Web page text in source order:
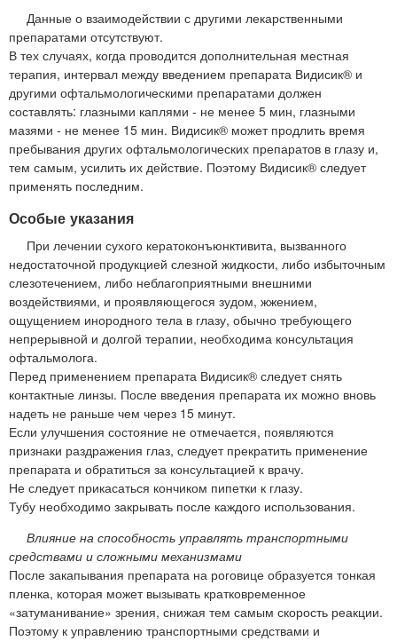
Данные о взаимодействии с другими лекарственными
препаратами отсутствуют.
В тех случаях, когда проводится дополнительная местная
терапия, интервал между введением препарата Видисик® и
другими офтальмологическими препаратами должен
составлять: глазными каплями - не менее 5 мин, глазными
мазями - не менее 15 мин. Видисик® может продлить время
пребывания других офтальмологических препаратов в глазу и,
тем самым, усилить их действие. Поэтому Видисик® следует
применять последним.
Особые указания
При лечении сухого кератоконъюнктивита, вызванного
недостаточной продукцией слезной жидкости, либо избыточным
слезотечением, либо неблагоприятными внешними
воздействиями, и проявляющегося зудом, жжением,
ощущением инородного тела в глазу, обычно требующего
непрерывной и долгой терапии, необходима консультация
офтальмолога.
Перед применением препарата Видисик® следует снять
контактные линзы. После введения препарата их можно вновь
надеть не раньше чем через 15 минут.
Если улучшения состояние не отмечается, появляются
признаки раздражения глаз, следует прекратить применение
препарата и обратиться за консультацией к врачу.
Не следует прикасаться кончиком пипетки к глазу.
Тубу необходимо закрывать после каждого использования.
Влияние на способность управлять транспортными
средствами и сложными механизмами
После закапывания препарата на роговице образуется тонкая
пленка, которая может вызывать кратковременное
«затуманивание» зрения, снижая тем самым скорость реакции.
Поэтому к управлению транспортными средствами и